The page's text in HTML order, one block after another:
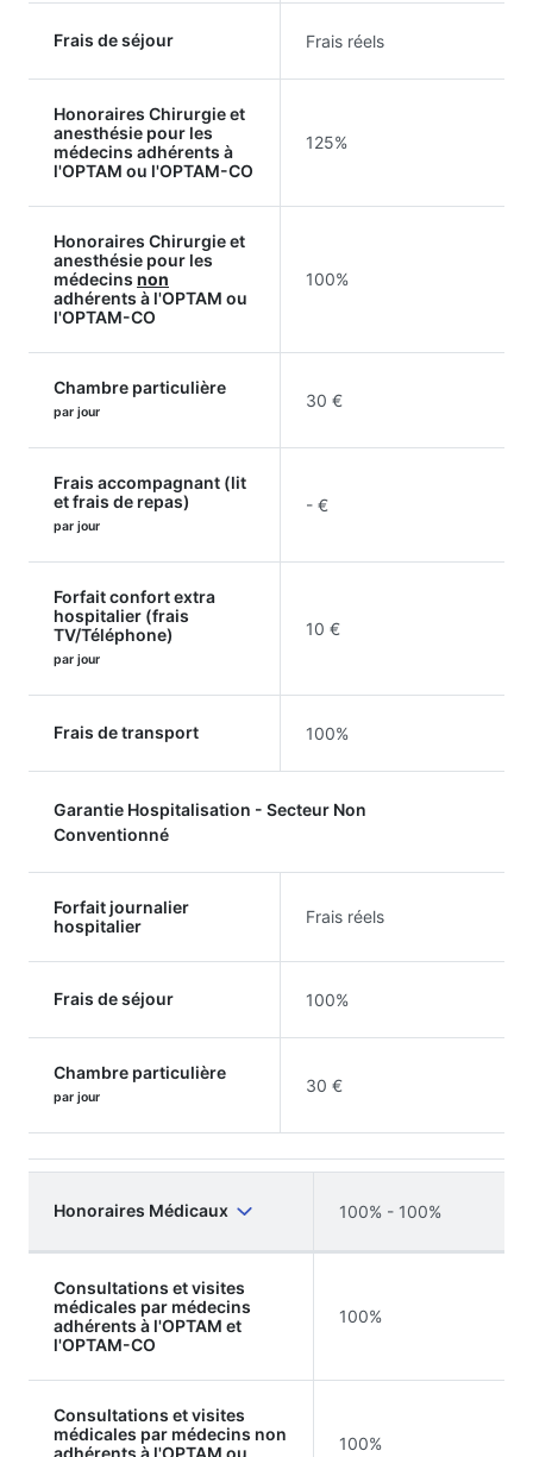
Frais de séjour Frais réels
Honoraires Chirurgie et
anesthésie pour les
médecins adhérents à
l'OPTAM ou l'OPTAM-CO
125%
Honoraires Chirurgie et
anesthésie pour les
médecins non
adhérents à l'OPTAM ou
l'OPTAM-CO
100%
Chambre particulière
par jour
30 €
Frais accompagnant (lit
et frais de repas)
par jour
- €
Forfait confort extra
hospitalier (frais
TV/Téléphone)
par jour
10 €
Frais de transport 100%
Garantie Hospitalisation - Secteur Non
Conventionné
Forfait journalier
hospitalier
Frais réels
Frais de séjour 100%
Chambre particulière
par jour
30 €
Honoraires Médicaux 100% - 100%
Consultations et visites
médicales par médecins
adhérents à l'OPTAM et
l'OPTAM-CO
100%
Consultations et visites
médicales par médecins non
adhérents à l'OPTAM ou
100%